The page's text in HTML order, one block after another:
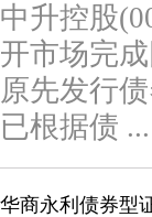
中升控股
开市场完
原先发行
已根据债 ...
华商永利债券型